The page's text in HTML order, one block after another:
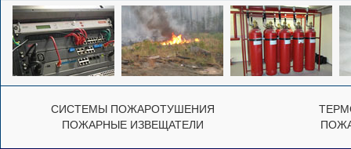
СИСТЕМЫ ПОЖАРОТУШЕНИЯ
ПОЖАРНЫЕ ИЗВЕЩАТЕЛИ